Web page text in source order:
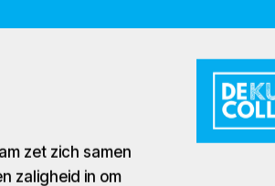
zet zich samen
zaligheid in om